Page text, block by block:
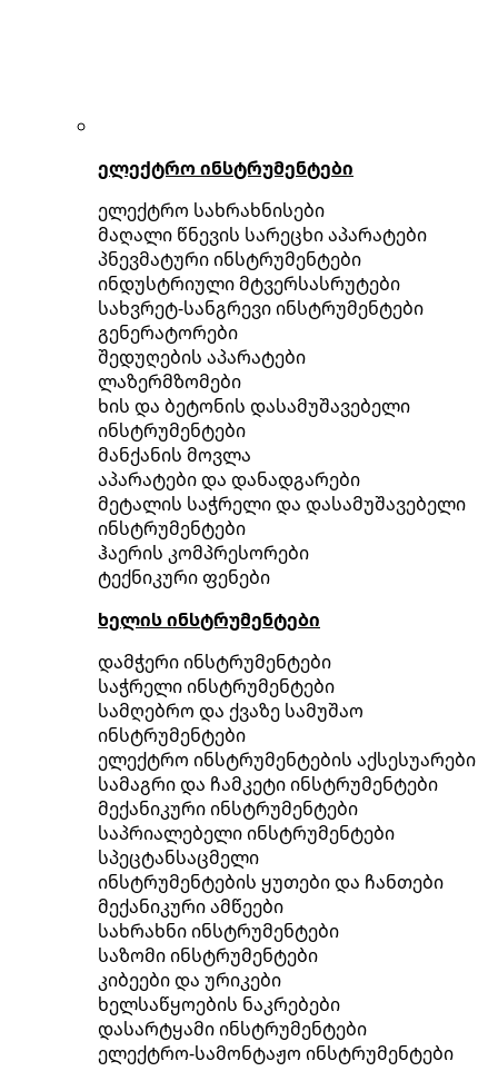
ელექტრო ინსტრუმენტები
ელექტრო სახრახნისები
მაღალი წნევის სარეცხი აპარატები
პნევმატური ინსტრუმენტები
ინდუსტრიული მტვერსასრუტები
სახვრეტ-სანგრევი ინსტრუმენტები
გენერატორები
შედუღების აპარატები
ლაზერმზომები
ხის და ბეტონის დასამუშავებელი
ინსტრუმენტები
მანქანის მოვლა
აპარატები და დანადგარები
მეტალის საჭრელი და დასამუშავებელი
ინსტრუმენტები
ჰაერის კომპრესორები
ტექნიკური ფენები
ხელის ინსტრუმენტები
დამჭერი ინსტრუმენტები
საჭრელი ინსტრუმენტები
სამღებრო და ქვაზე სამუშაო
ინსტრუმენტები
ელექტრო ინსტრუმენტების აქსესუარები
სამაგრი და ჩამკეტი ინსტრუმენტები
მექანიკური ინსტრუმენტები
საპრიალებელი ინსტრუმენტები
სპეცტანსაცმელი
ინსტრუმენტების ყუთები და ჩანთები
მექანიკური ამწეები
სახრახნი ინსტრუმენტები
საზომი ინსტრუმენტები
კიბეები და ურიკები
ხელსაწყოების ნაკრებები
დასარტყამი ინსტრუმენტები
ელექტრო-სამონტაჟო ინსტრუმენტები